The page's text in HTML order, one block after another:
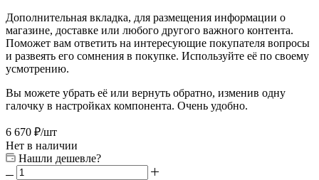
Дополнительная вкладка, для размещения информации о
магазине, доставке или любого другого важного контента.
Поможет вам ответить на интересующие покупателя вопросы
и развеять его сомнения в покупке. Используйте её по своему
усмотрению.
Вы можете убрать её или вернуть обратно, изменив одну
галочку в настройках компонента. Очень удобно.
6 670 ₽/шт
Нет в наличии
Нашли дешевле?